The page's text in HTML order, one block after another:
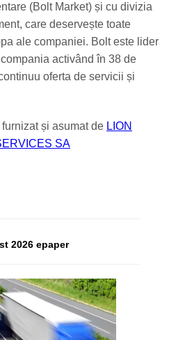
(Bolt Market) și cu divizia
care deservește toate
ale companiei. Bolt este lider
activând în 38 de
oferta de servicii și
și asumat de LION
SA
2026 epaper